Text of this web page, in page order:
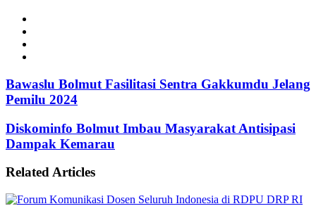
Bawaslu Bolmut Fasilitasi Sentra Gakkumdu Jelang
Pemilu 2024
Diskominfo Bolmut Imbau Masyarakat Antisipasi
Dampak Kemarau
Related Articles